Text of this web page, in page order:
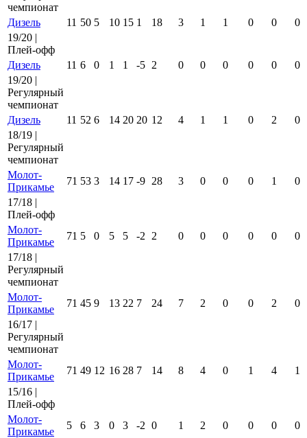
чемпионат
Дизель
11 50 5 10 15 1 18 3 1 1 0 0
0
19/20 |
Плей-офф
Дизель
11 6 0 1 1 -5 2 0 0 0 0 0
0
19/20 |
Регулярный
чемпионат
Дизель
11 52 6 14 20 20 12 4 1 1 0 2
0
18/19 |
Регулярный
чемпионат
Молот-
Прикамье
71 53 3 14 17 -9 28 3 0 0 0 1
0
17/18 |
Плей-офф
Молот-
Прикамье
71 5 0 5 5 -2 2 0 0 0 0 0
0
17/18 |
Регулярный
чемпионат
Молот-
Прикамье
71 45 9 13 22 7 24 7 2 0 0 2
0
16/17 |
Регулярный
чемпионат
Молот-
Прикамье
71 49 12 16 28 7 14 8 4 0 1 4
1
15/16 |
Плей-офф
Молот-
Прикамье
5 6 3 0 3 -2 0 1 2 0 0 0
0